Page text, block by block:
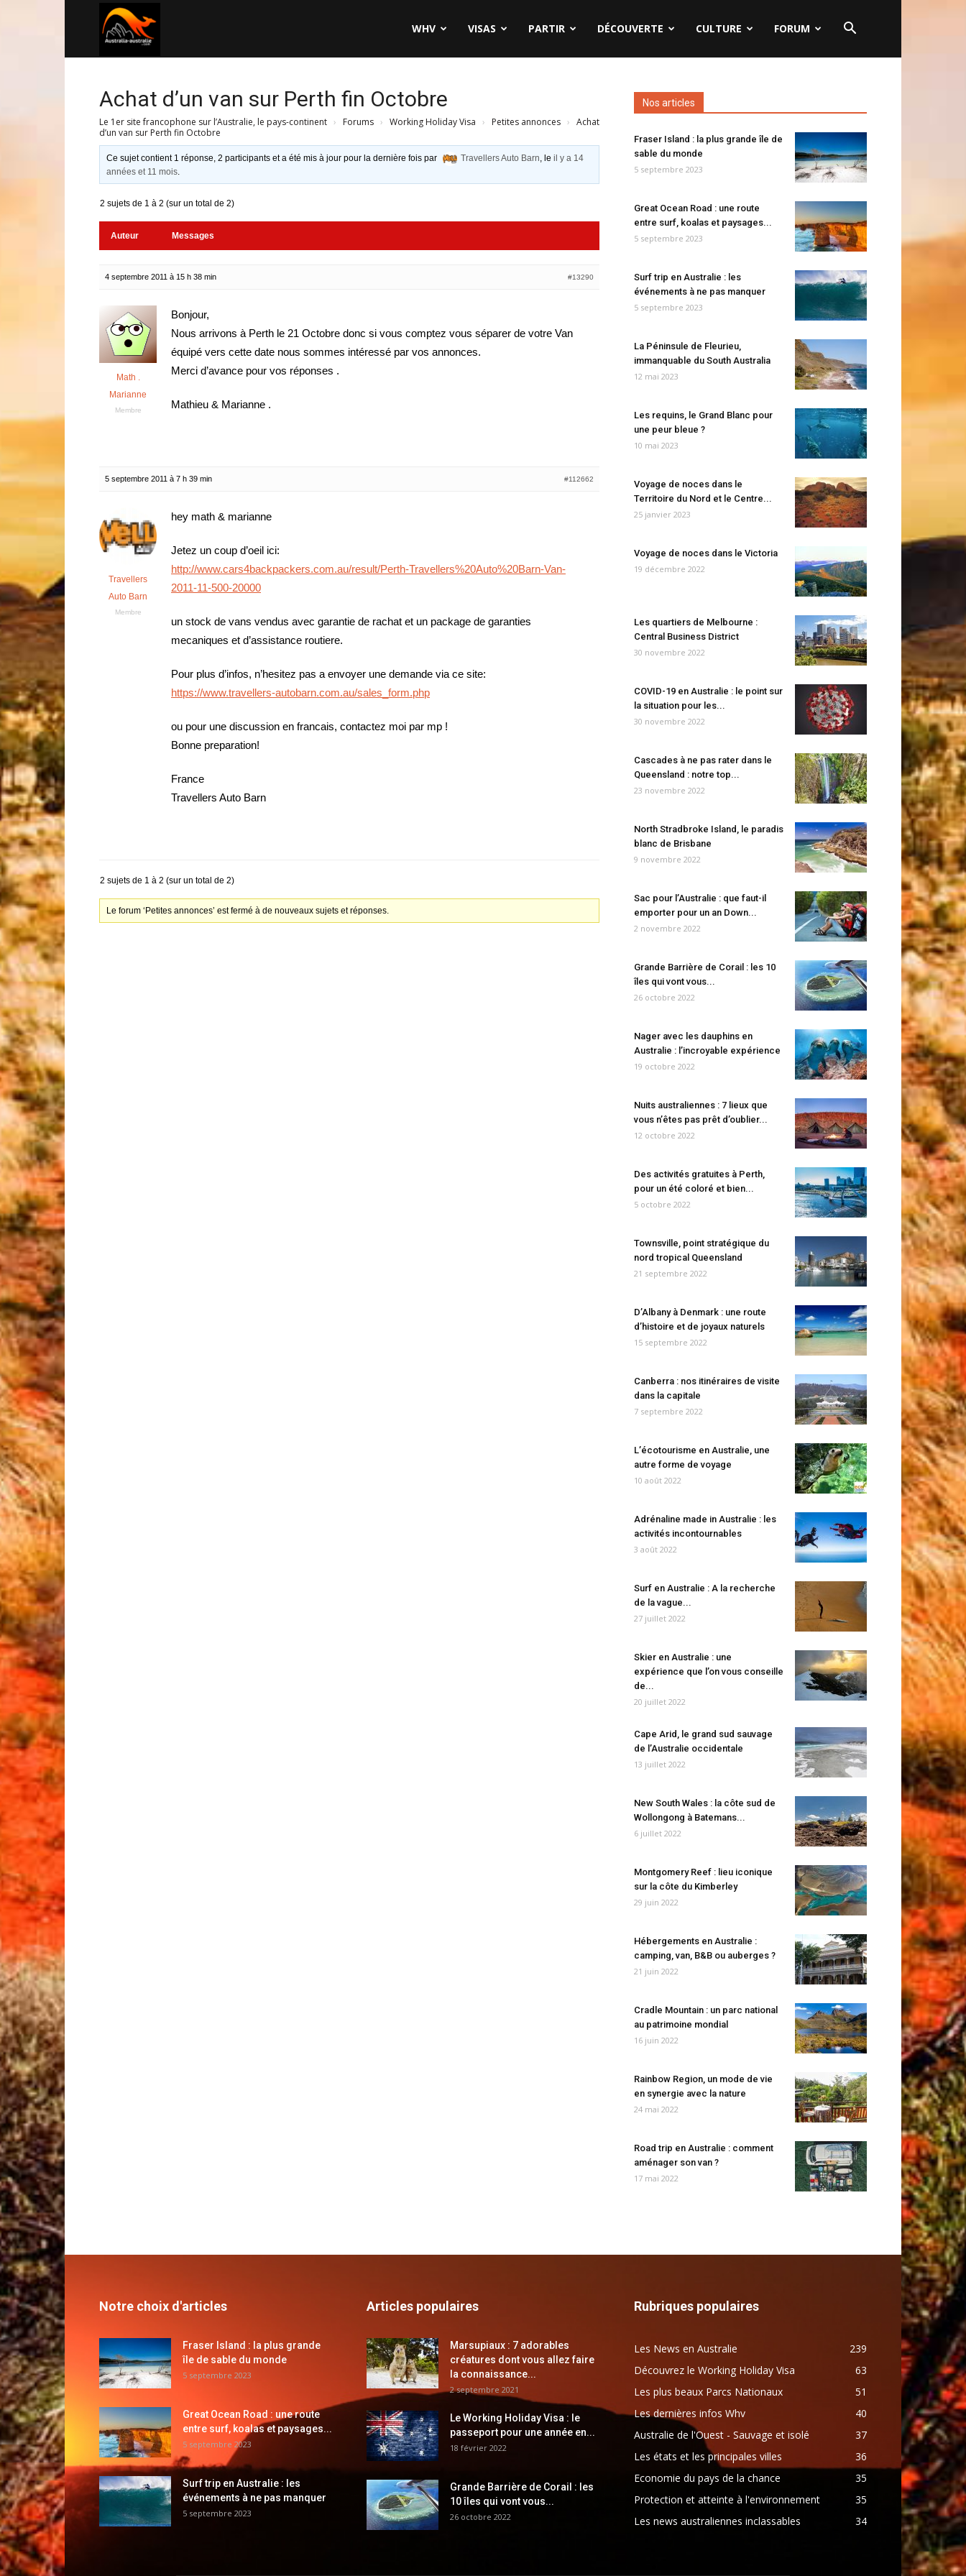
WHV VISAS PARTIR DÉCOUVERTE CULTURE FORUM
Achat d’un van sur Perth fin Octobre
Le 1er site francophone sur l’Australie, le pays-continent › Forums › Working Holiday Visa › Petites annonces › Achat
d’un van sur Perth fin Octobre
Ce sujet contient 1 réponse, 2 participants et a été mis à jour pour la dernière fois par Travellers Auto Barn, leil y a 14
années et 11 mois.
2 sujets de 1 à 2 (sur un total de 2)
Auteur Messages
4 septembre 2011 à 15 h 38 min #13290
Math .
Marianne
Membre
Bonjour,
Nous arrivons à Perth le 21 Octobre donc si vous comptez vous séparer de votre Van
équipé vers cette date nous sommes intéressé par vos annonces.
Merci d’avance pour vos réponses .
Mathieu & Marianne .
5 septembre 2011 à 7 h 39 min #112662
Travellers
Auto Barn
Membre
hey math & marianne
Jetez un coup d’oeil ici:
http://www.cars4backpackers.com.au/result/Perth-Travellers%20Auto%20Barn-Van-
2011-11-500-20000
un stock de vans vendus avec garantie de rachat et un package de garanties
mecaniques et d’assistance routiere.
Pour plus d’infos, n’hesitez pas a envoyer une demande via ce site:
https://www.travellers-autobarn.com.au/sales_form.php
ou pour une discussion en francais, contactez moi par mp !
Bonne preparation!
France
Travellers Auto Barn
2 sujets de 1 à 2 (sur un total de 2)
Le forum ‘Petites annonces’ est fermé à de nouveaux sujets et réponses.
Nos articles
Fraser Island : la plus grande île de
sable du monde
5 septembre 2023
Great Ocean Road : une route
entre surf, koalas et paysages...
5 septembre 2023
Surf trip en Australie : les
événements à ne pas manquer
5 septembre 2023
La Péninsule de Fleurieu,
immanquable du South Australia
12 mai 2023
Les requins, le Grand Blanc pour
une peur bleue ?
10 mai 2023
Voyage de noces dans le
Territoire du Nord et le Centre...
25 janvier 2023
Voyage de noces dans le Victoria
19 décembre 2022
Les quartiers de Melbourne :
Central Business District
30 novembre 2022
COVID-19 en Australie : le point sur
la situation pour les...
30 novembre 2022
Cascades à ne pas rater dans le
Queensland : notre top...
23 novembre 2022
North Stradbroke Island, le paradis
blanc de Brisbane
9 novembre 2022
Sac pour l’Australie : que faut-il
emporter pour un an Down...
2 novembre 2022
Grande Barrière de Corail : les 10
îles qui vont vous...
26 octobre 2022
Nager avec les dauphins en
Australie : l’incroyable expérience
19 octobre 2022
Nuits australiennes : 7 lieux que
vous n’êtes pas prêt d’oublier...
12 octobre 2022
Des activités gratuites à Perth,
pour un été coloré et bien...
5 octobre 2022
Townsville, point stratégique du
nord tropical Queensland
21 septembre 2022
D’Albany à Denmark : une route
d’histoire et de joyaux naturels
15 septembre 2022
Canberra : nos itinéraires de visite
dans la capitale
7 septembre 2022
L’écotourisme en Australie, une
autre forme de voyage
10 août 2022
Adrénaline made in Australie : les
activités incontournables
3 août 2022
Surf en Australie : A la recherche
de la vague...
27 juillet 2022
Skier en Australie : une
expérience que l’on vous conseille
de...
20 juillet 2022
Cape Arid, le grand sud sauvage
de l’Australie occidentale
13 juillet 2022
New South Wales : la côte sud de
Wollongong à Batemans...
6 juillet 2022
Montgomery Reef : lieu iconique
sur la côte du Kimberley
29 juin 2022
Hébergements en Australie :
camping, van, B&B ou auberges ?
21 juin 2022
Cradle Mountain : un parc national
au patrimoine mondial
16 juin 2022
Rainbow Region, un mode de vie
en synergie avec la nature
24 mai 2022
Road trip en Australie : comment
aménager son van ?
17 mai 2022
Notre choix d'articles
Fraser Island : la plus grande
île de sable du monde
5 septembre 2023
Great Ocean Road : une route
entre surf, koalas et paysages...
5 septembre 2023
Surf trip en Australie : les
événements à ne pas manquer
5 septembre 2023
Articles populaires
Marsupiaux : 7 adorables
créatures dont vous allez faire
la connaissance...
2 septembre 2021
Le Working Holiday Visa : le
passeport pour une année en...
18 février 2022
Grande Barrière de Corail : les
10 îles qui vont vous...
26 octobre 2022
Rubriques populaires
Les News en Australie
239
Découvrez le Working Holiday Visa
63
Les plus beaux Parcs Nationaux
51
Les dernières infos Whv
40
Australie de l'Ouest - Sauvage et isolé
37
Les états et les principales villes
36
Economie du pays de la chance
35
Protection et atteinte à l'environnement
35
Les news australiennes inclassables
34